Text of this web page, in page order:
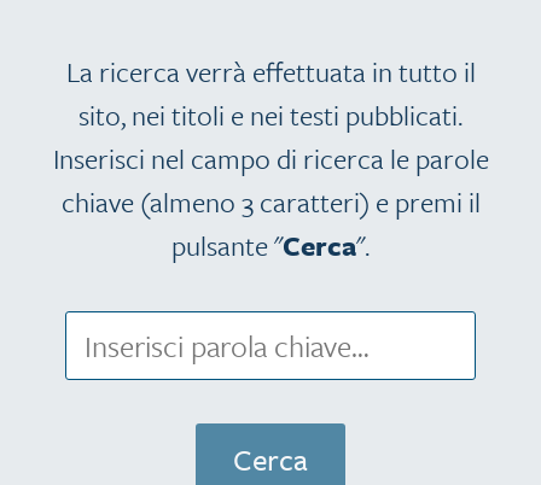
La ricerca verrà effettuata in tutto il
sito, nei titoli e nei testi pubblicati.
Inserisci nel campo di ricerca le parole
chiave (almeno 3 caratteri) e premi il
pulsante "Cerca".